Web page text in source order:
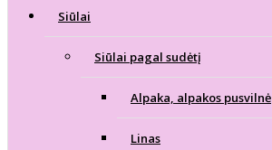
Siūlai
Siūlai pagal sudėtį
Alpaka, alpakos pusvilnė
Linas